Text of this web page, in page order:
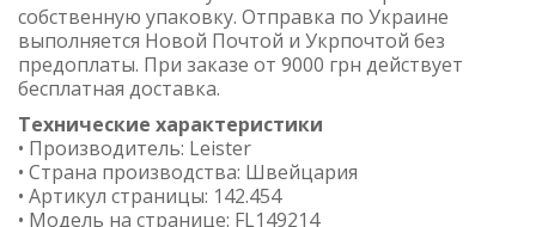
собственную упаковку. Отправка по Украине
выполняется Новой Почтой и Укрпочтой без
предоплаты. При заказе от 9000 грн действует
бесплатная доставка.
Технические характеристики
• Производитель: Leister
• Страна производства: Швейцария
• Артикул страницы: 142.454
• Модель на странице: FL149214